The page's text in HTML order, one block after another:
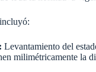
Levantamiento del
milimétricamente la